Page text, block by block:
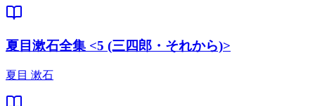
夏目漱石全集 <5 (三四郎・それから)>
夏目 漱石